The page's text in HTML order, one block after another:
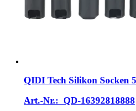
QIDI Tech Silikon Socken
Art.-Nr.: QD-16392818888